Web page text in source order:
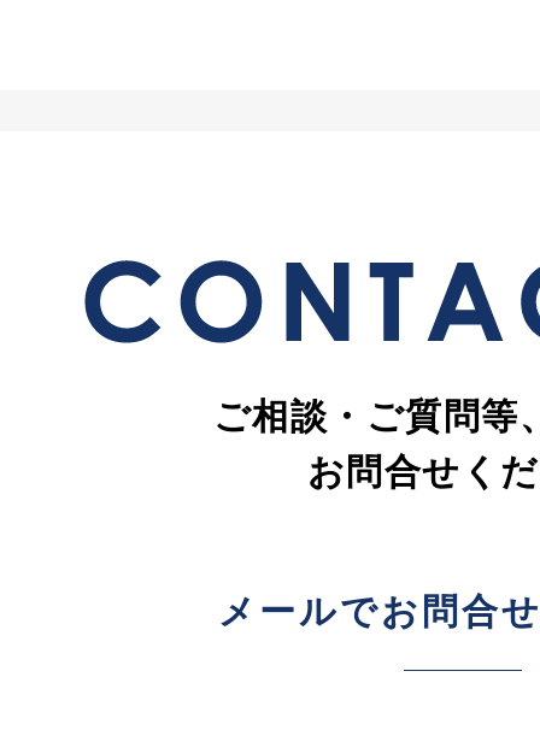
ご相談・ご質問等
お問合せく
メールでお問合